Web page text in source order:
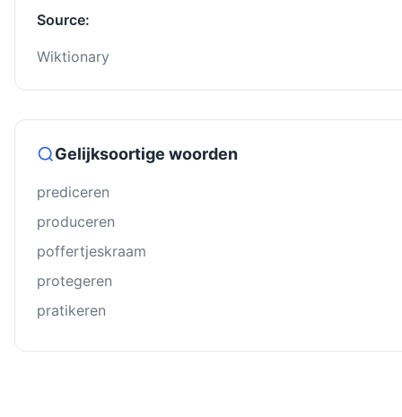
Source:
Wiktionary
Gelijksoortige woorden
prediceren
produceren
poffertjeskraam
protegeren
pratikeren